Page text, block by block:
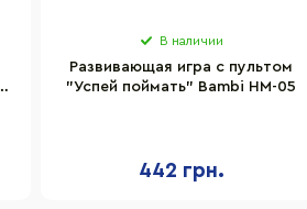
В наличии
Развивающая игра с пультом
"Успей поймать" Bambi HM-05
442 грн.